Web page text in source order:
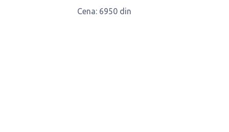
Cena: 6950 din